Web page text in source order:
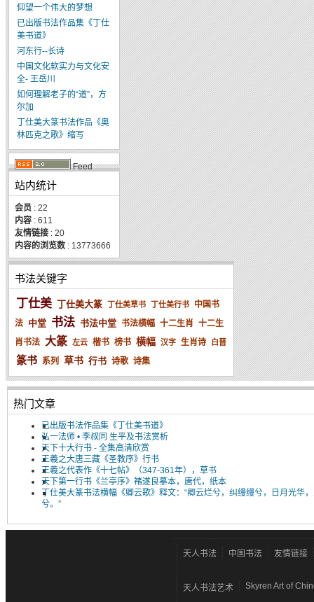
仰望一个伟大的梦想
已出版书法作品集《丁仕
美书道》
河东行--长诗
中国文化软实力与文化安
全- 王岳川
如何理解老子的“道”，方
尔加
丁仕美大篆书法作品《奥
林匹克之歌》缩写
Feed
站内统计
会员 : 22
内容 : 611
友情链接 : 20
内容的浏览数 : 13773666
书法关键字
丁仕美 丁仕美大篆 丁仕美草书 丁仕美行书
中国书
法 中堂 书法 书法中堂 书法横幅 十二生肖 十二生
肖书法 大篆 左云 楷书 榜书 横幅 汉字 生肖诗 白晋
篆书 系列 草书 行书 诗歌 诗集
热门文章
已出版书法作品集《丁仕美书道》
弘一法师 • 李叔同 生平及书法赏析
天下十大行书 - 全集高清欣赏
王羲之大唐三藏《圣教序》行书
王羲之代表作《十七帖》（347-361年），草书
天下第一行书《兰亭序》褚遂良摹本，唐代，纸本
丁仕美大篆书法横幅《卿云歌》释文：“卿云烂兮，纠缦缦兮，日月光华
兮。”
天人书法 中国书法 友情链接
天人书法艺术 Skyren Art of